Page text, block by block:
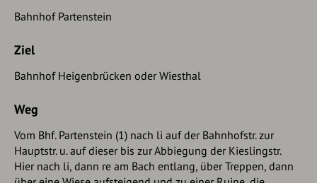
Bahnhof Partenstein
Ziel
Bahnhof Heigenbrücken oder Wiesthal
Weg
Vom Bhf. Partenstein (1) nach li auf der Bahnhofstr. zur
Hauptstr. u. auf dieser bis zur Abbiegung der Kieslingstr.
Hier nach li, dann re am Bach entlang, über Treppen, dann